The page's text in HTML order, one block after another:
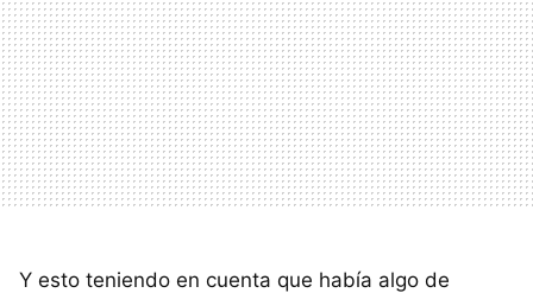
Y esto teniendo en cuenta que había algo de